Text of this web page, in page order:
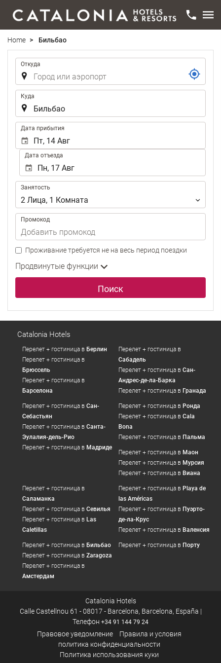
Home Бильбао
Маршрут
Откуда
Куда
Дата прибытия
Дата отъезда
Занятость
Занятость
2 Лица, 1 Комната
Промокод
Проживание требуется не на весь период поездки
Продвинутые функции
Поиск
Catalonia Hotels
Перелет + гостиница в Берлин
Перелет + гостиница в
Брюссель
Перелет + гостиница в
Барселона
Перелет + гостиница в
Сабадель
Перелет + гостиница в Сан-
Андрес-де-ла-Барка
Перелет + гостиница в Гранада
Перелет + гостиница в Сан-
Себастьян
Перелет + гостиница в Санта-
Эулалия-дель-Рио
Перелет + гостиница в Мадриде
Перелет + гостиница в Ронда
Перелет + гостиница в Cala
Bona
Перелет + гостиница в Пальма
Перелет + гостиница в Маон
Перелет + гостиница в Мурсия
Перелет + гостиница в Виана
Перелет + гостиница в
Саламанка
Перелет + гостиница в Севилья
Перелет + гостиница в Las
Caletillas
Перелет + гостиница в Playa de
las Américas
Перелет + гостиница в Пуэрто-
де-ла-Крус
Перелет + гостиница в Валенсия
Перелет + гостиница в Бильбао
Перелет + гостиница в Zaragoza
Перелет + гостиница в
Амстердам
Перелет + гостиница в Порту
Catalonia Hotels
Calle Castellnou 61 - 08017 - Barcelona, Barcelona, España |
Телефон +34 91 144 79 24
Правовое уведомление
Правила и условия
политика конфиденциальности
Политика использования куки